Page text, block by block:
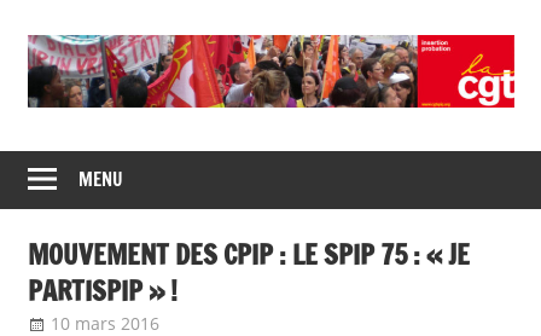
content
CGT
insertion
probation
de
syndicats
CGT
insertion
probation
MENU
MOUVEMENT DES CPIP : LE SPIP 75 : « JE
PARTISPIP » !
10 mars 2016